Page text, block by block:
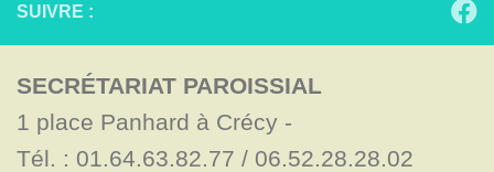
SUIVRE :
SECRÉTARIAT PAROISSIAL
1 place Panhard à Crécy -
Tél. : 01.64.63.82.77 / 06.52.28.28.02